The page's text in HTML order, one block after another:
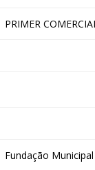
PRIMER
Fundação